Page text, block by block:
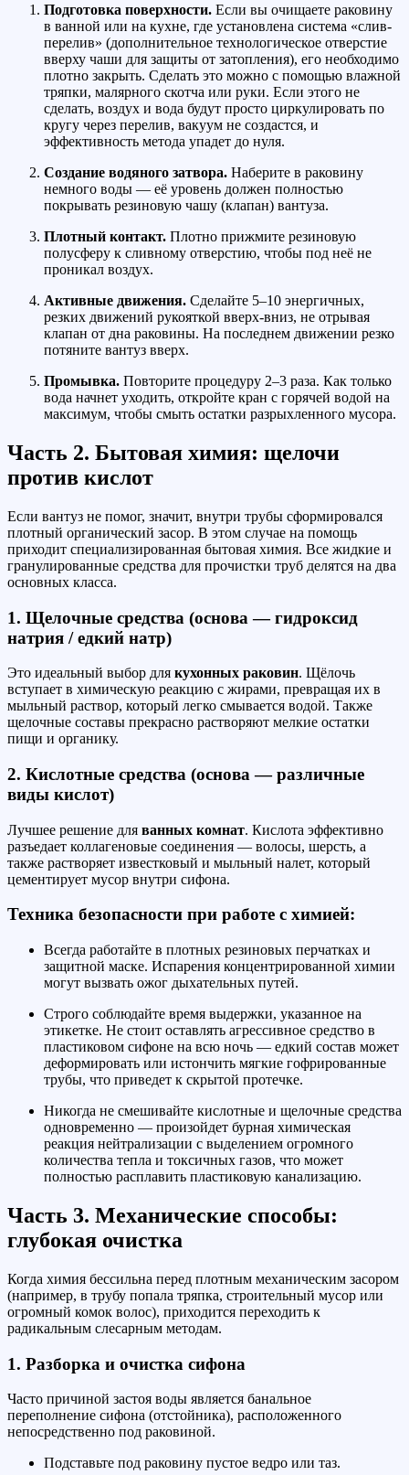
Подготовка поверхности. Если вы очищаете раковину
в ванной или на кухне, где установлена система «слив-
перелив» (дополнительное технологическое отверстие
вверху чаши для защиты от затопления), его необходимо
плотно закрыть. Сделать это можно с помощью влажной
тряпки, малярного скотча или руки. Если этого не
сделать, воздух и вода будут просто циркулировать по
кругу через перелив, вакуум не создастся, и
эффективность метода упадет до нуля.
Создание водяного затвора. Наберите в раковину
немного воды — её уровень должен полностью
покрывать резиновую чашу (клапан) вантуза.
Плотный контакт. Плотно прижмите резиновую
полусферу к сливному отверстию, чтобы под неё не
проникал воздух.
Активные движения. Сделайте 5–10 энергичных,
резких движений рукояткой вверх-вниз, не отрывая
клапан от дна раковины. На последнем движении резко
потяните вантуз вверх.
Промывка. Повторите процедуру 2–3 раза. Как только
вода начнет уходить, откройте кран с горячей водой на
максимум, чтобы смыть остатки разрыхленного мусора.
Часть 2. Бытовая химия: щелочи
против кислот
Если вантуз не помог, значит, внутри трубы сформировался
плотный органический засор. В этом случае на помощь
приходит специализированная бытовая химия. Все жидкие и
гранулированные средства для прочистки труб делятся на два
основных класса.
1. Щелочные средства (основа — гидроксид
натрия / едкий натр)
Это идеальный выбор для кухонных раковин. Щёлочь
вступает в химическую реакцию с жирами, превращая их в
мыльный раствор, который легко смывается водой. Также
щелочные составы прекрасно растворяют мелкие остатки
пищи и органику.
2. Кислотные средства (основа — различные
виды кислот)
Лучшее решение для ванных комнат. Кислота эффективно
разъедает коллагеновые соединения — волосы, шерсть, а
также растворяет известковый и мыльный налет, который
цементирует мусор внутри сифона.
Техника безопасности при работе с химией:
Всегда работайте в плотных резиновых перчатках и
защитной маске. Испарения концентрированной химии
могут вызвать ожог дыхательных путей.
Строго соблюдайте время выдержки, указанное на
этикетке. Не стоит оставлять агрессивное средство в
пластиковом сифоне на всю ночь — едкий состав может
деформировать или истончить мягкие гофрированные
трубы, что приведет к скрытой протечке.
Никогда не смешивайте кислотные и щелочные средства
одновременно — произойдет бурная химическая
реакция нейтрализации с выделением огромного
количества тепла и токсичных газов, что может
полностью расплавить пластиковую канализацию.
Часть 3. Механические способы:
глубокая очистка
Когда химия бессильна перед плотным механическим засором
(например, в трубу попала тряпка, строительный мусор или
огромный комок волос), приходится переходить к
радикальным слесарным методам.
1. Разборка и очистка сифона
Часто причиной застоя воды является банальное
переполнение сифона (отстойника), расположенного
непосредственно под раковиной.
Подставьте под раковину пустое ведро или таз.